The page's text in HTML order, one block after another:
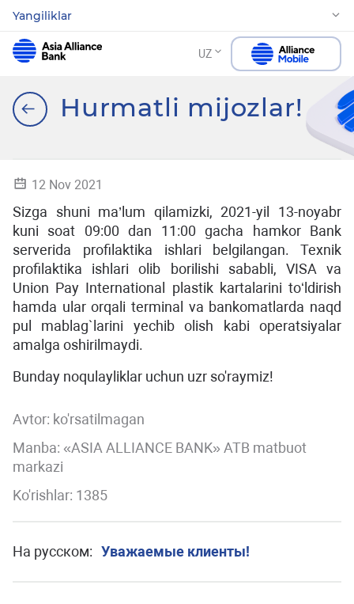
Yangiliklar
UZ
Hurmatli mijozlar!
12 Nov 2021
Sizga shuni ma’lum qilamizki, 2021-yil 13-noyabr
kuni soat 09:00 dan 11:00 gacha hamkor Bank
serverida profilaktika ishlari belgilangan. Texnik
profilaktika ishlari olib borilishi sababli, VISA va
Union Pay International plastik kartalarini toʻldirish
hamda ular orqali terminal va bankomatlarda naqd
pul mablag`larini yechib olish kabi operatsiyalar
amalga oshirilmaydi.
Bunday noqulayliklar uchun uzr so'raymiz!
Avtor: ko'rsatilmagan
Manba: «ASIA ALLIANCE BANK» ATB matbuot
markazi
Ko'rishlar: 1385
На русском: Уважаемые клиенты!